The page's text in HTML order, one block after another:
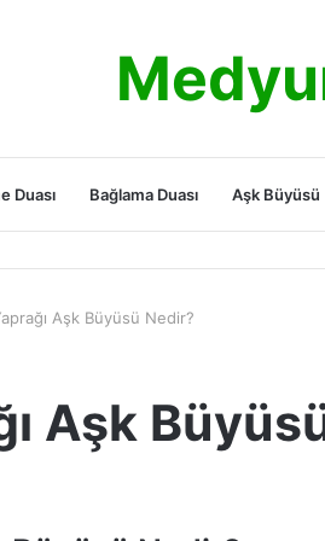
Duası Bağlama Duası Aşk Büyüsü
Aşk Büyüsü Nedir?
Aşk